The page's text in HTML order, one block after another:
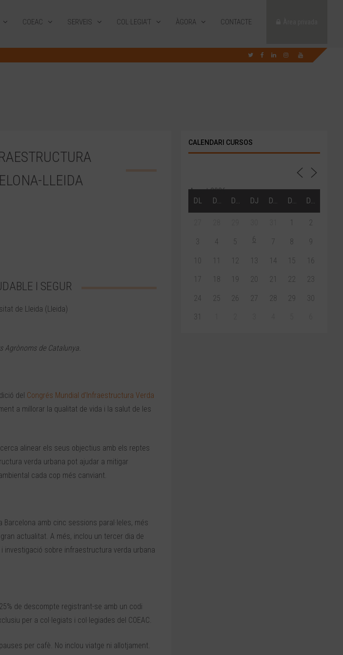
COEAC SERVEIS COL·LEGIA’T ÀGORA CONTACTE
LLEIDA
I SEGUR
de Lleida (Lleida)
Agrònoms de Catalunya.
del Congrés Mundial d’Infraestructura Verda
a millorar la qualitat de vida i la salut de les
alinear els seus objectius amb els reptes
verda urbana pot ajudar a mitigar
cada cop més canviant.
amb cinc sessions paral·leles, més
actualitat. A més, inclou un tercer dia de
investigació sobre infraestructura verda urbana
de descompte registrant-se amb un codi
per a col·legiats i col·legiades del COEAC.
per cafè. No inclou viatge ni allotjament.
CALENDARI CURSOS
Agost 2026
DL
DT DC DJ DV DS DG
1 2
3 4 5 6 7 8 9
10 11 12 13 14 15 16
17 18 19 20 21 22 23
24 25 26 27 28 29 30
31